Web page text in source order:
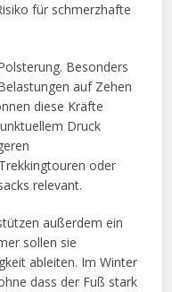
für schmerzhafte
Besonders
auf Zehen
diese Kräfte
Druck
oder
relevant.
außerdem ein
sollen sie
ableiten. Im Winter
dass der Fuß stark